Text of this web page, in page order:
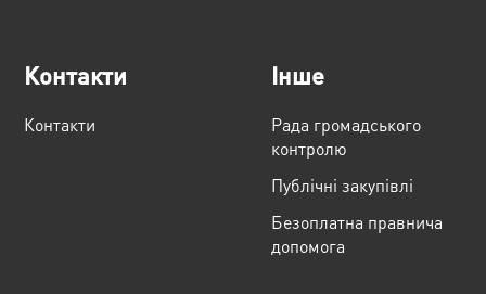
Контакти
Контакти
Інше
Рада громадського
контролю
Публічні закупівлі
Безоплатна правнича
допомога